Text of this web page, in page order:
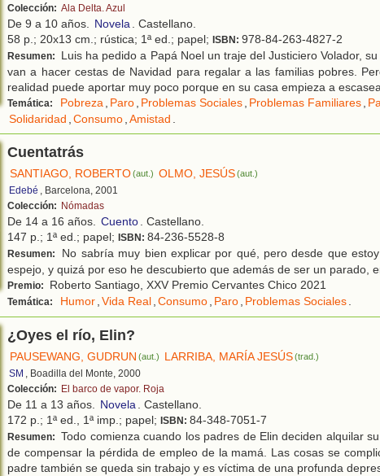
Colección: Ala Delta. Azul
De 9 a 10 años. Novela. Castellano.
58 p.; 20x13 cm.; rústica; 1ª ed.; papel; ISBN: 978-84-263-4827-2
Resumen:
Luis ha pedido a Papá Noel un traje del Justiciero Volador,
van a hacer cestas de Navidad para regalar a las familias pobres.
realidad puede aportar muy poco porque en su casa empieza a
Temática: Pobreza, Paro, Problemas Sociales, Problemas Familiares,
Solidaridad ,Consumo,Amistad .
Cuentatrás
SANTIAGO, ROBERTO(aut.) OLMO, JESÚS(aut.)
Edebé , Barcelona, 2001
Colección: Nómadas
De 14 a 16 años. Cuento. Castellano.
147 p.; 1ª ed.; papel; ISBN: 84-236-5528-8
Resumen:
No sabría muy bien explicar por qué, pero desde que
espejo, y quizá por eso he descubierto que además de ser un parado,
Premio: Roberto Santiago, XXV Premio Cervantes Chico 2021
Temática: Humor,Vida Real,Consumo, Paro, Problemas Sociales.
¿Oyes el río, Elin?
PAUSEWANG, GUDRUN (aut.) LARRIBA, MARÍA JESÚS(trad.)
SM , Boadilla del Monte, 2000
Colección: El barco de vapor. Roja
De 11 a 13 años. Novela. Castellano.
172 p.; 1ª ed., 1ª imp.; papel; ISBN: 84-348-7051-7
Resumen: Todo comienza cuando los padres de Elin deciden alquilar
de compensar la pérdida de empleo de la mamá. Las cosas se
padre también se queda sin trabajo y es víctima de una profunda